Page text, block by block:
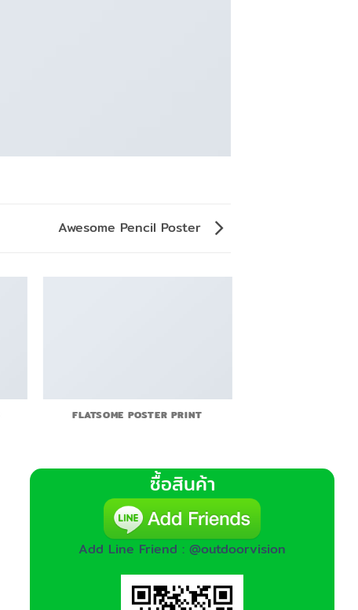
Awesome Pencil Poster
FLATSOME POSTER PRINT
ซื้อสินค้า
Add Line Friend : @outdoorvision